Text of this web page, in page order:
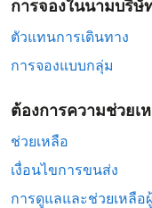
การจองในนามบริษั
ตัวแทนการเดินทาง
การจองแบบกลุ่ม
ต้องการความช่วยเ
ช่วยเหลือ
เงื่อนไขการขนส่ง
การดูแลและช่วยเหลือ